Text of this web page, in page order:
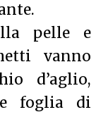
pelle e
vanno
d’aglio,
foglia di